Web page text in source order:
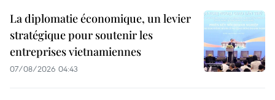
La diplomatie économique, un levier
stratégique pour soutenir les
entreprises vietnamiennes
07/08/2026 04:43